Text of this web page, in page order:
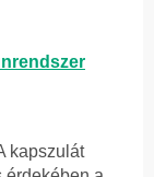
kapszulát